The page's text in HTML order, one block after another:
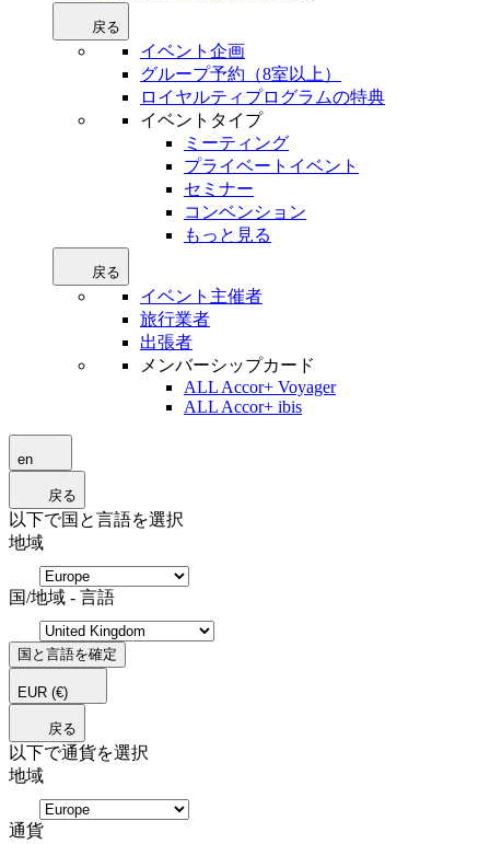
戻る
イベント企画
グループ予約（8室以上）
ロイヤルティプログラムの特典
イベントタイプ
ミーティング
プライベートイベント
セミナー
コンベンション
もっと見る
戻る
イベント主催者
旅行業者
出張者
メンバーシップカード
ALL Accor+ Voyager
ALL Accor+ ibis
en
戻る
以下で国と言語を選択
地域
国/地域 - 言語
国と言語を確定
EUR (€)
戻る
以下で通貨を選択
地域
通貨